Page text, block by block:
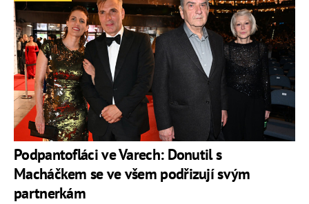
Podpantofláci ve Varech: Donutil s
Macháčkem se ve všem podřizují svým
partnerkám